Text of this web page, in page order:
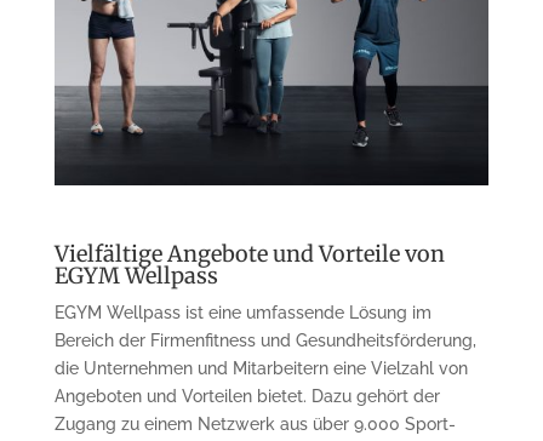
Vielfältige Angebote und Vorteile von
EGYM Wellpass
EGYM Wellpass ist eine umfassende Lösung im
Bereich der Firmenfitness und Gesundheitsförderung,
die Unternehmen und Mitarbeitern eine Vielzahl von
Angeboten und Vorteilen bietet. Dazu gehört der
Zugang zu einem Netzwerk aus über 9.000 Sport-